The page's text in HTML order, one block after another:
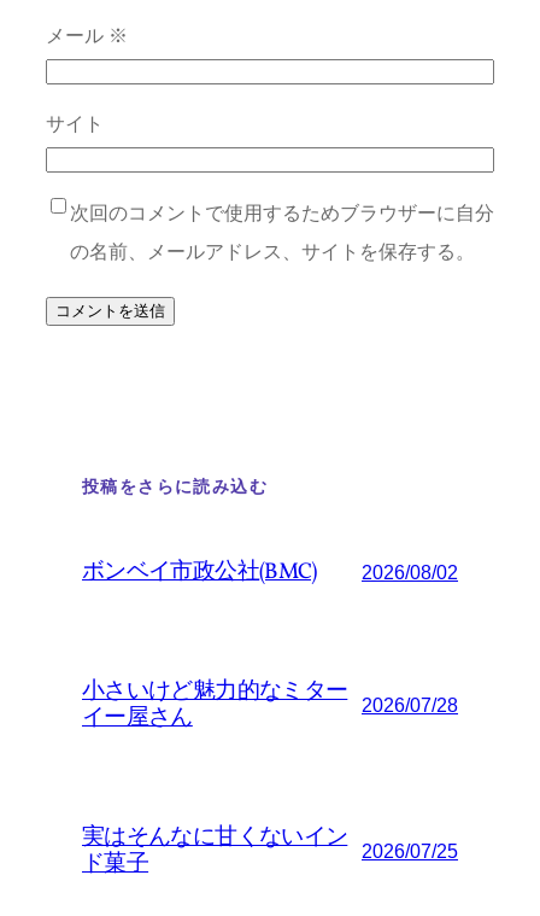
メール ※
サイト
次回のコメントで使用するためブラウザーに自分
の名前、メールアドレス、サイトを保存する。
投稿をさらに読み込む
ボンベイ市政公社(BMC) 2026/08/02
小さいけど魅力的なミター
イー屋さん
2026/07/28
実はそんなに甘くないイン
ド菓子
2026/07/25